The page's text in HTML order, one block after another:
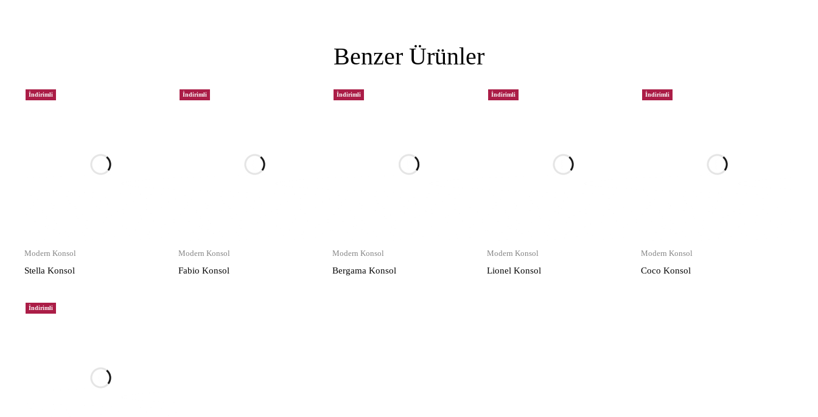
Benzer Ürünler
İndirimli
Modern Konsol
Stella Konsol
İndirimli
Modern Konsol
Fabio Konsol
İndirimli
Modern Konsol
Bergama Konsol
İndirimli
Modern Konsol
Lionel Konsol
İndirimli
Modern Konsol
Coco Konsol
İndirimli